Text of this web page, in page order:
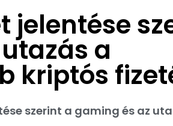
jelentése
a
kriptós
szerint a gaming és az